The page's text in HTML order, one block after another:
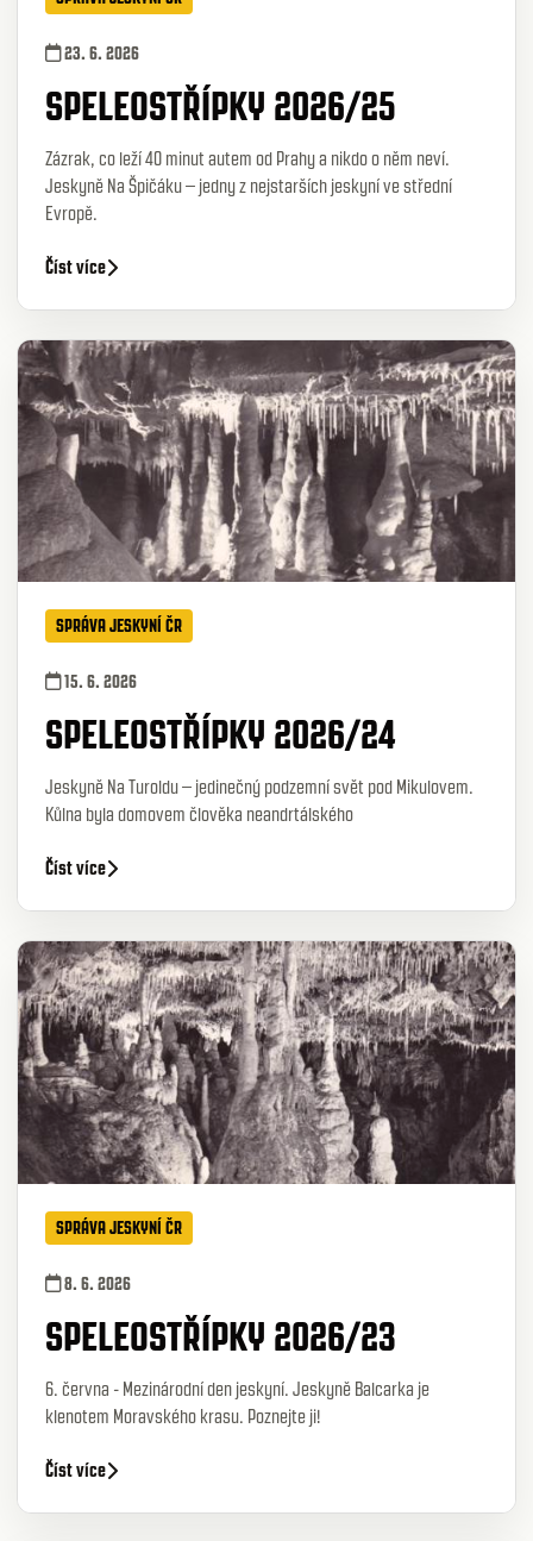
23. 6. 2026
SPELEOSTŘÍPKY 2026/25
Zázrak, co leží 40 minut autem od Prahy a nikdo o něm neví.
Jeskyně Na Špičáku – jedny z nejstarších jeskyní ve střední
Evropě.
Číst více
SPRÁVA JESKYNÍ ČR
15. 6. 2026
SPELEOSTŘÍPKY 2026/24
Jeskyně Na Turoldu – jedinečný podzemní svět pod Mikulovem.
Kůlna byla domovem člověka neandrtálského
Číst více
SPRÁVA JESKYNÍ ČR
8. 6. 2026
SPELEOSTŘÍPKY 2026/23
6. června - Mezinárodní den jeskyní. Jeskyně Balcarka je
klenotem Moravského krasu. Poznejte ji!
Číst více